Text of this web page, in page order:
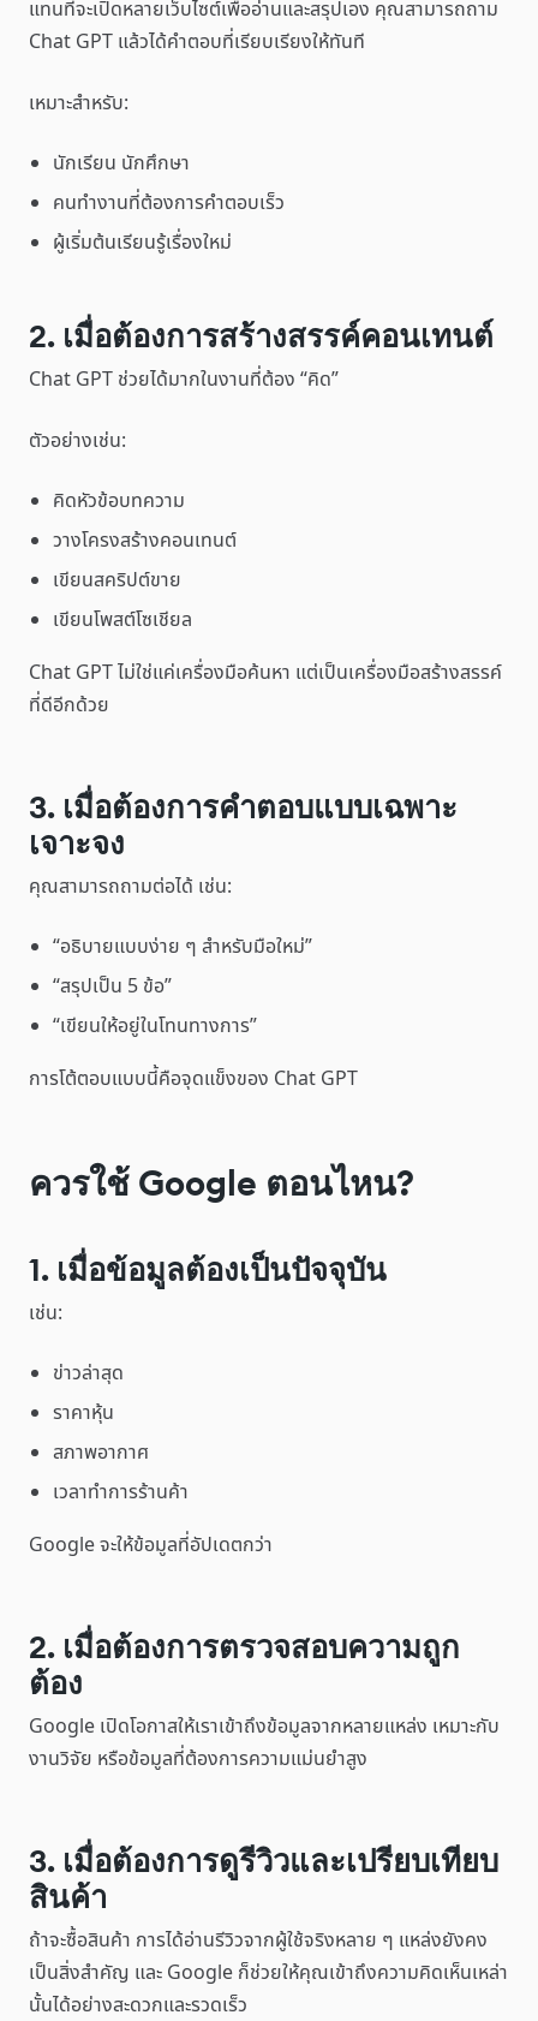
แทนที่จะเปิดหลายเว็บไซต์เพื่ออ่านและสรุปเอง คุณสามารถถาม
Chat GPT แล้วได้คำตอบที่เรียบเรียงให้ทันที
เหมาะสำหรับ:
นักเรียน นักศึกษา
คนทำงานที่ต้องการคำตอบเร็ว
ผู้เริ่มต้นเรียนรู้เรื่องใหม่
2. เมื่อต้องการสร้างสรรค์คอนเทนต์
Chat GPT ช่วยได้มากในงานที่ต้อง “คิด”
ตัวอย่างเช่น:
คิดหัวข้อบทความ
วางโครงสร้างคอนเทนต์
เขียนสคริปต์ขาย
เขียนโพสต์โซเชียล
Chat GPT ไม่ใช่แค่เครื่องมือค้นหา แต่เป็นเครื่องมือสร้างสรรค์
ที่ดีอีกด้วย
3. เมื่อต้องการคำตอบแบบเฉพาะ
เจาะจง
คุณสามารถถามต่อได้ เช่น:
“อธิบายแบบง่าย ๆ สำหรับมือใหม่”
“สรุปเป็น 5 ข้อ”
“เขียนให้อยู่ในโทนทางการ”
การโต้ตอบแบบนี้คือจุดแข็งของ Chat GPT
ควรใช้ Google ตอนไหน?
1. เมื่อข้อมูลต้องเป็นปัจจุบัน
เช่น:
ข่าวล่าสุด
ราคาหุ้น
สภาพอากาศ
เวลาทำการร้านค้า
Google จะให้ข้อมูลที่อัปเดตกว่า
2. เมื่อต้องการตรวจสอบความถูก
ต้อง
Google เปิดโอกาสให้เราเข้าถึงข้อมูลจากหลายแหล่ง เหมาะกับ
งานวิจัย หรือข้อมูลที่ต้องการความแม่นยำสูง
3. เมื่อต้องการดูรีวิวและเปรียบเทียบ
สินค้า
ถ้าจะซื้อสินค้า การได้อ่านรีวิวจากผู้ใช้จริงหลาย ๆ แหล่งยังคง
เป็นสิ่งสำคัญ และ Google ก็ช่วยให้คุณเข้าถึงความคิดเห็นเหล่า
นั้นได้อย่างสะดวกและรวดเร็ว